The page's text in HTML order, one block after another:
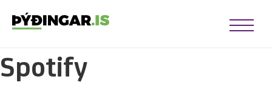
opener
opener
Open
Spotify